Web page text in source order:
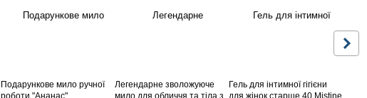
Подарункове мило ручної
роботи "Ананас"
Легендарне зволожуюче
мило для обличчя та тіла з
Гель для інтимної гігієни
для жінок старше 40 Mistine